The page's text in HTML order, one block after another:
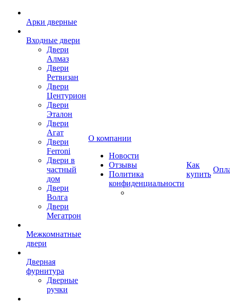
Арки дверные
Входные двери
Двери
Алмаз
Двери
Ретвизан
Двери
Центурион
Двери
Эталон
Двери
Агат
Двери
Ferroni
Двери в
частный
дом
Двери
Волга
Двери
Мегатрон
Межкомнатные
двери
Дверная
фурнитура
Дверные
ручки
О компании
Новости
Отзывы
Политика
конфиденциальности
Как
купить